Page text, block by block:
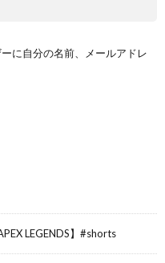
に自分の名前、メールアドレ
LEGENDS】#shorts